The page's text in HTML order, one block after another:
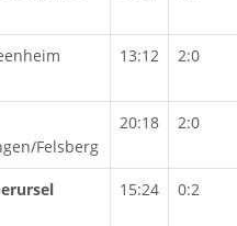
13:12 2:0
Felsberg
20:18 2:0
15:24 0:2